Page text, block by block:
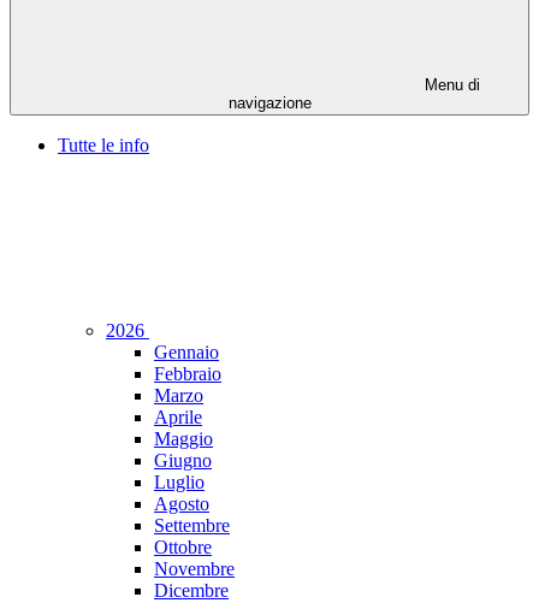
Menu di
navigazione
Tutte le info
2026
Gennaio
Febbraio
Marzo
Aprile
Maggio
Giugno
Luglio
Agosto
Settembre
Ottobre
Novembre
Dicembre